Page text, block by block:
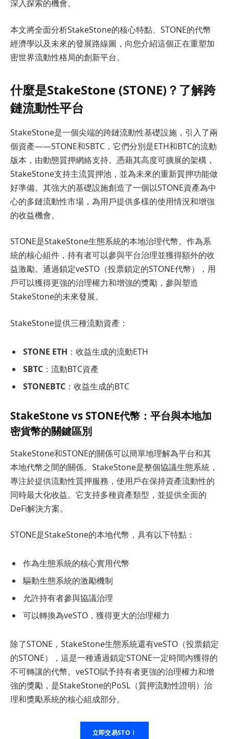
深入探索的機會。
本文將全面分析StakeStone的核心特點、STONE的代幣
經濟學以及未來的發展路線圖，向您介紹這個正在重塑加
密世界流動性格局的創新平台。
什麼是StakeStone (STONE)？了解跨
鏈流動性平台
StakeStone是一個尖端的跨鏈流動性基礎設施，引入了兩
個資產——STONE和SBTC，它們分別是ETH和BTC的流動
版本，由動態質押網絡支持。憑藉其高度可擴展的架構，
StakeStone支持主流質押池，並為未來的重新質押功能做
好準備。其強大的基礎設施創造了一個以STONE資產為中
心的多鏈流動性市場，為用戶提供多樣的使用情況和增強
的收益機會。
STONE是StakeStone生態系統的本地治理代幣。作為系
統的核心組件，持有者可以參與平台治理並獲得額外的收
益激勵。通過鎖定veSTO（投票鎖定的STONE代幣），用
戶可以獲得更強的治理權力和增強的獎勵，參與塑造
StakeStone的未來發展。
StakeStone提供三種流動資產：
STONE ETH ：收益生成的流動ETH
SBTC ：流動BTC資產
STONEBTC ：收益生成的BTC
StakeStone vs STONE代幣：平台與本地加
密貨幣的關鍵區別
StakeStone和STONE的關係可以簡單地理解為平台和其
本地代幣之間的關係。StakeStone是整個協議生態系統，
專注於提供流動性質押服務，使用戶在保持資產流動性的
同時最大化收益。它支持多種資產類型，並提供全面的
DeFi解決方案。
STONE是StakeStone的本地代幣，具有以下特點：
作為生態系統的核心實用代幣
驅動生態系統的激勵機制
允許持有者參與協議治理
可以轉換為veSTO，獲得更大的治理權力
除了STONE，StakeStone生態系統還有veSTO（投票鎖定
的STONE），這是一種通過鎖定STONE一定時間內獲得的
不可轉讓的代幣。veSTO賦予持有者更強的治理權力和增
強的獎勵，是StakeStone的PoSL（質押流動性證明）治
理和獎勵系統的核心組成部分。
立即交易STO！